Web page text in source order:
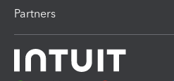
Partners